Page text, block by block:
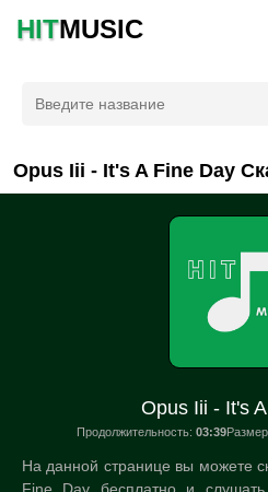
HITMUSIC
Opus Iii - It's A Fine Day
Opus Iii - It's
Продолжительность: 03:39
На данной странице вы можете